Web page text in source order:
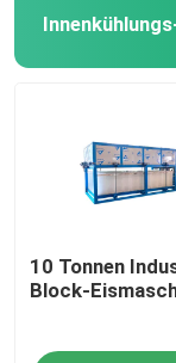
Salzwasser-
10 Tonnen
Block-